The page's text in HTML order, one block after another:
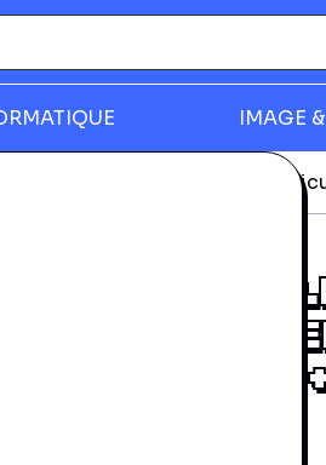
IMAGE
Peregrine Et Les Enfants
ET
HD + BLU-RAY